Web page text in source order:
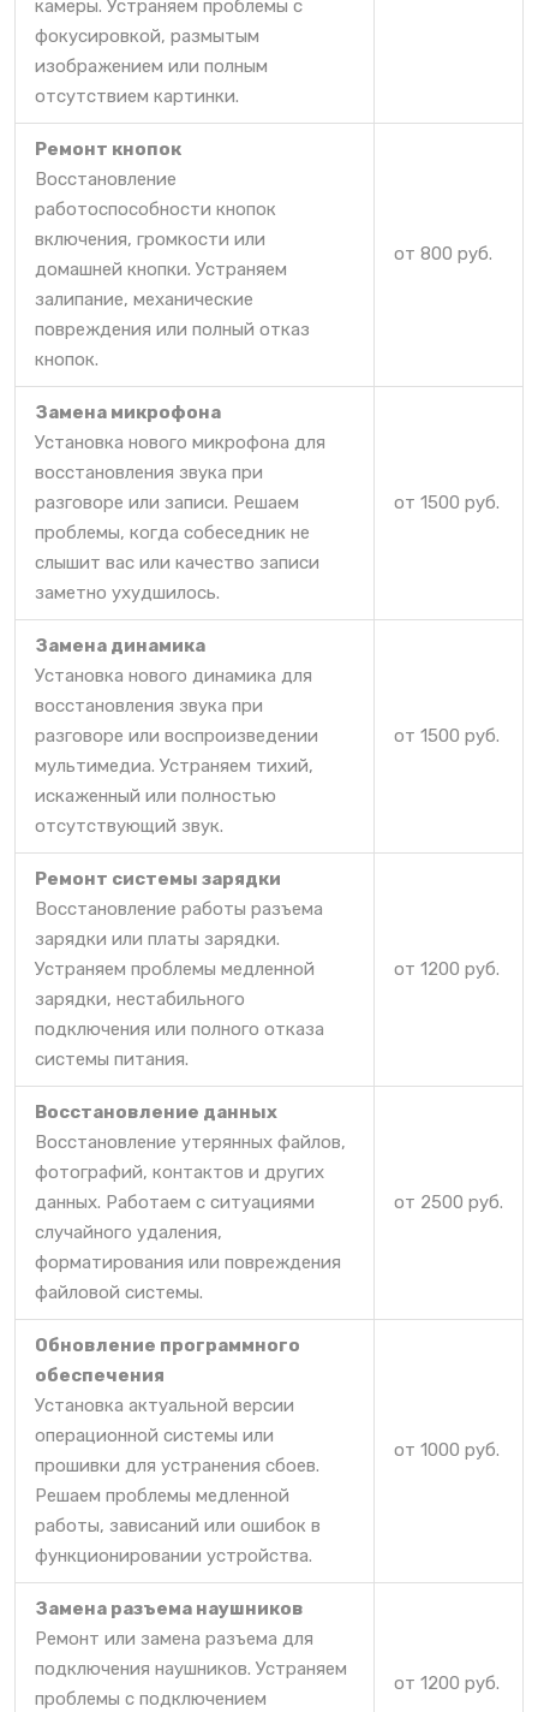
камеры. Устраняем проблемы с
фокусировкой, размытым
изображением или полным
отсутствием картинки.
Ремонт кнопок
Восстановление
работоспособности кнопок
включения, громкости или
домашней кнопки. Устраняем
залипание, механические
повреждения или полный отказ
кнопок.
от 800 руб.
Замена микрофона
Установка нового микрофона для
восстановления звука при
разговоре или записи. Решаем
проблемы, когда собеседник не
слышит вас или качество записи
заметно ухудшилось.
от 1500 руб.
Замена динамика
Установка нового динамика для
восстановления звука при
разговоре или воспроизведении
мультимедиа. Устраняем тихий,
искаженный или полностью
отсутствующий звук.
от 1500 руб.
Ремонт системы зарядки
Восстановление работы разъема
зарядки или платы зарядки.
Устраняем проблемы медленной
зарядки, нестабильного
подключения или полного отказа
системы питания.
от 1200 руб.
Восстановление данных
Восстановление утерянных файлов,
фотографий, контактов и других
данных. Работаем с ситуациями
случайного удаления,
форматирования или повреждения
файловой системы.
от 2500 руб.
Обновление программного
обеспечения
Установка актуальной версии
операционной системы или
прошивки для устранения сбоев.
Решаем проблемы медленной
работы, зависаний или ошибок в
функционировании устройства.
от 1000 руб.
Замена разъема наушников
Ремонт или замена разъема для
подключения наушников. Устраняем
проблемы с подключением
от 1200 руб.